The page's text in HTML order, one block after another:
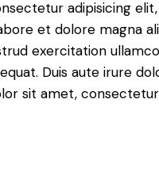
adipisicing
et dolore magna
exercitation
Duis aute irure
sit amet,